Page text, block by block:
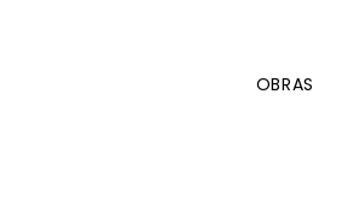
OBRAS